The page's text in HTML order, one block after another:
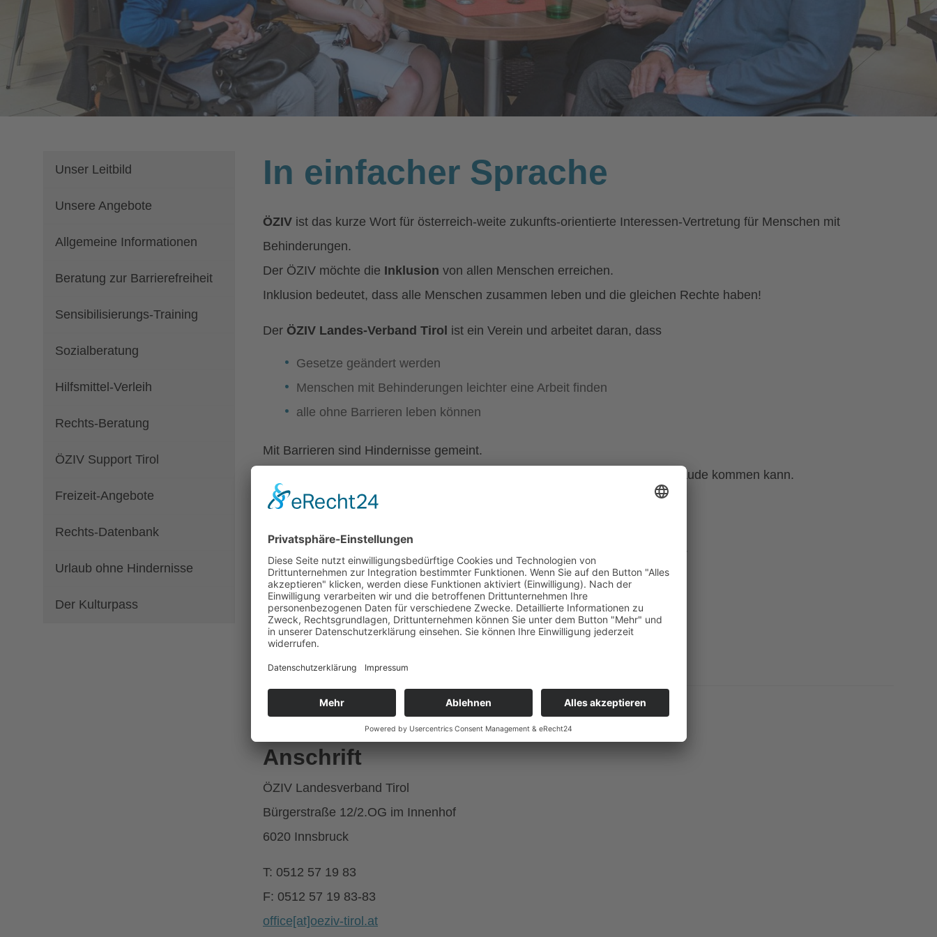
Unser Leitbild
Unsere Angebote
Allgemeine Informationen
Beratung zur Barrierefreiheit
Sensibilisierungs-Training
Sozialberatung
Hilfsmittel-Verleih
Rechts-Beratung
ÖZIV Support Tirol
Freizeit-Angebote
Rechts-Datenbank
Urlaub ohne Hindernisse
Der Kulturpass
In einfacher Sprache
ÖZIV ist das kurze Wort für österreich-weite zukunfts-orientierte Interessen-Vertretung für Menschen mit
Behinderungen.
Der ÖZIV möchte die Inklusion von allen Menschen erreichen.
Inklusion bedeutet, dass alle Menschen zusammen leben und die gleichen Rechte haben!
Der ÖZIV Landes-Verband Tirol ist ein Verein und arbeitet daran, dass
Gesetze geändert werden
Menschen mit Behinderungen leichter eine Arbeit finden
alle ohne Barrieren leben können
Mit Barrieren sind Hindernisse gemeint.
Zum Beispiel, wenn jemand im Rollstuhl wegen einer Stufe nicht in ein Gebäude kommen kann.
Aber es gibt auch Informations-Barrieren.
Eine weitere Barriere ist, wenn man sich bestimmte Dinge nicht leisten kann.
Der ÖZIV setzt sich für eine inklusive Gesellschaft ein.
Kontakt zum ÖZIV
Wir freuen uns, von Ihnen zu hören oder zu lesen.
Anschrift
ÖZIV Landesverband Tirol
Bürgerstraße 12/2.OG im Innenhof
6020 Innsbruck
T: 0512 57 19 83
F: 0512 57 19 83-83
office[at]oeziv-tirol.at